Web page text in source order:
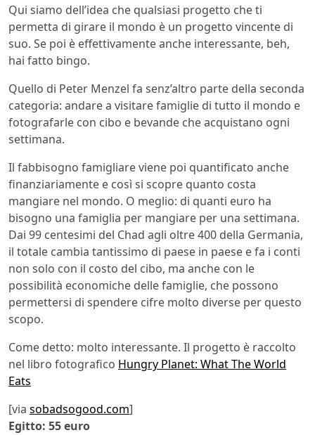
Qui siamo dell’idea che qualsiasi progetto che ti
permetta di girare il mondo è un progetto vincente di
suo. Se poi è effettivamente anche interessante, beh,
hai fatto bingo.
Quello di Peter Menzel fa senz’altro parte della seconda
categoria: andare a visitare famiglie di tutto il mondo e
fotografarle con cibo e bevande che acquistano ogni
settimana.
Il fabbisogno famigliare viene poi quantificato anche
finanziariamente e così si scopre quanto costa
mangiare nel mondo. O meglio: di quanti euro ha
bisogno una famiglia per mangiare per una settimana.
Dai 99 centesimi del Chad agli oltre 400 della Germania,
il totale cambia tantissimo di paese in paese e fa i conti
non solo con il costo del cibo, ma anche con le
possibilità economiche delle famiglie, che possono
permettersi di spendere cifre molto diverse per questo
scopo.
Come detto: molto interessante. Il progetto è raccolto
nel libro fotografico Hungry Planet: What The World
Eats
[via sobadsogood.com]
Egitto: 55 euro